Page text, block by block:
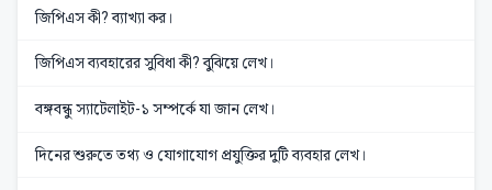
জিপিএস কী? ব্যাখ্যা কর।
জিপিএস ব্যবহারের সুবিধা কী? বুঝিয়ে লেখ।
বঙ্গবন্ধু স্যাটেলাইট-১ সম্পর্কে যা জান লেখ।
দিনের শুরুতে তথ্য ও যোগাযোগ প্রযুক্তির দুটি ব্যবহার লেখ।